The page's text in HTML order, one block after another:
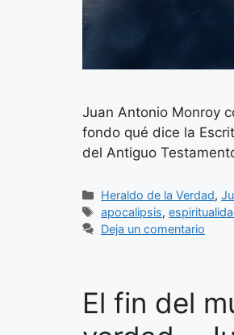
Juan Antonio Monroy
fondo qué dice la
del Antiguo
Categorías
Heraldo de la Verdad,
Etiquetas
apocalipsis,
Deja un comentario
El fin del